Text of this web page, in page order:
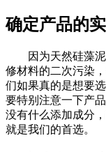
确定产品的
因为天然硅藻泥
修材料的二次污染
们如果真的是想要
要特别注意一下产
没有什么添加成分
就是我们的首选。